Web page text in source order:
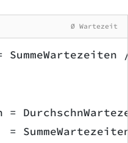
Ø Wartezeit
SummeWartezeiten
=
=